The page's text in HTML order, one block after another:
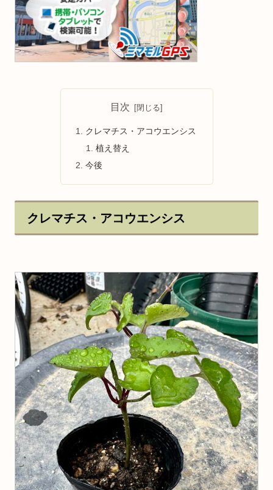
目次
クレマチス・アコウエンシス
植え替え
今後
クレマチス・アコウエンシス